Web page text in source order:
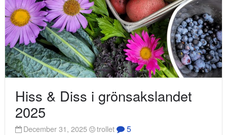
Hiss & Diss i grönsakslandet
2025
December 31, 2025 trollet 5